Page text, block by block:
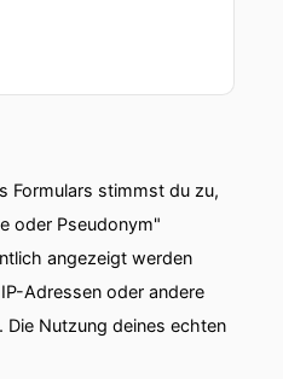
Formulars stimmst du zu,
oder Pseudonym"
angezeigt werden
Adressen oder andere
Die Nutzung deines echten